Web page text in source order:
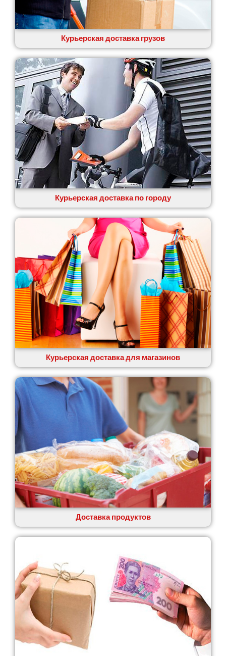
Курьерская доставка грузов
Курьерская доставка по городу
Курьерская доставка для магазинов
Доставка продуктов